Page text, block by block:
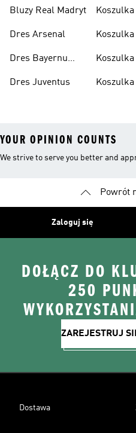
Bluzy Real Madryt
Dres Arsenal
Dres Bayernu
Dres Juventus
Koszulka
Koszulka
YOUR OPINION COUNTS
We strive to serve you better and
Powrót
Zaloguj się
DOŁĄCZ DO
250
ZAREJESTRUJ
Dostawa